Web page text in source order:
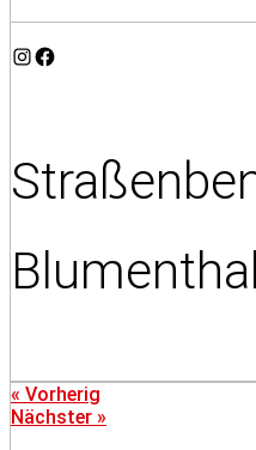
Instagram
Facebook
« Vorherig
Nächster »